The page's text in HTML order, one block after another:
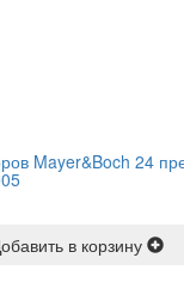
Mayer&Boch 24
в корзину